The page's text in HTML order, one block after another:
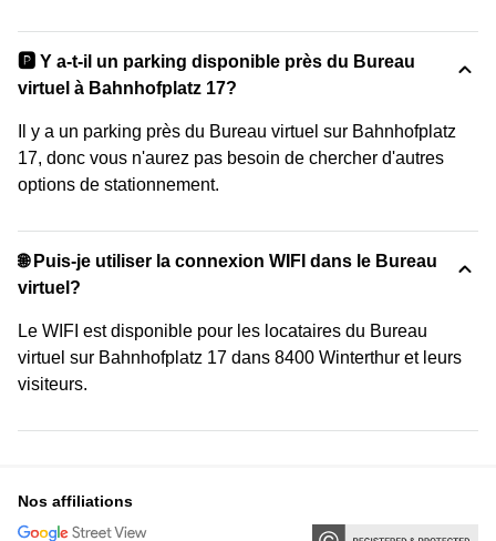
🅿️ Y a-t-il un parking disponible près du Bureau
virtuel à Bahnhofplatz 17?
Il y a un parking près du Bureau virtuel sur Bahnhofplatz
17, donc vous n'aurez pas besoin de chercher d'autres
options de stationnement.
🌐 Puis-je utiliser la connexion WIFI dans le Bureau
virtuel?
Le WIFI est disponible pour les locataires du Bureau
virtuel sur Bahnhofplatz 17 dans 8400 Winterthur et leurs
visiteurs.
Nos affiliations